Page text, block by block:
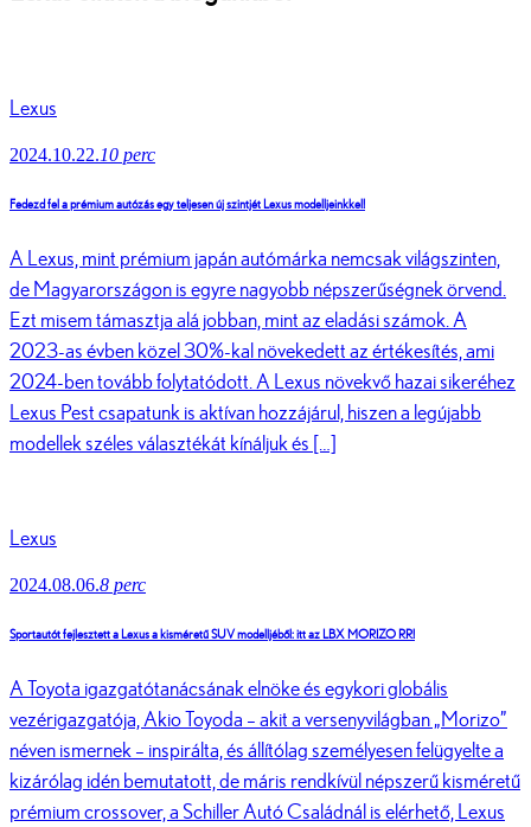
Lexus
2024.10.22.10 perc
Fedezd fel a prémium autózás egy teljesen új szintjét Lexus modelljeinkkel!
A Lexus, mint prémium japán autómárka nemcsak világszinten,
de Magyarországon is egyre nagyobb népszerűségnek örvend.
Ezt misem támasztja alá jobban, mint az eladási számok. A
2023-as évben közel 30%-kal növekedett az értékesítés, ami
2024-ben tovább folytatódott. A Lexus növekvő hazai sikeréhez
Lexus Pest csapatunk is aktívan hozzájárul, hiszen a legújabb
modellek széles választékát kínáljuk és […]
Lexus
2024.08.06.8 perc
Sportautót fejlesztett a Lexus a kisméretű SUV modelljéből: itt az LBX MORIZO RR!
A Toyota igazgatótanácsának elnöke és egykori globális
vezérigazgatója, Akio Toyoda – akit a versenyvilágban „Morizo”
néven ismernek – inspirálta, és állítólag személyesen felügyelte a
kizárólag idén bemutatott, de máris rendkívül népszerű kisméretű
prémium crossover, a Schiller Autó Családnál is elérhető, Lexus